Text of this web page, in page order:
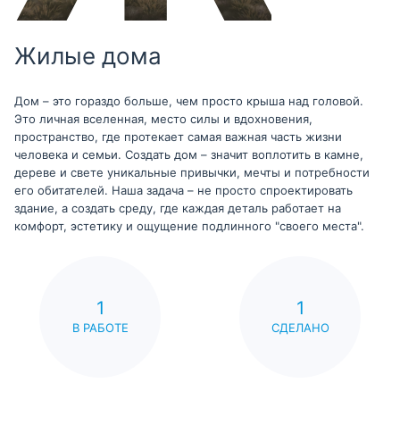
Жилые дома
Дом – это гораздо больше, чем просто крыша над головой.
Это личная вселенная, место силы и вдохновения,
пространство, где протекает самая важная часть жизни
человека и семьи. Создать дом – значит воплотить в камне,
дереве и свете уникальные привычки, мечты и потребности
его обитателей. Наша задача – не просто спроектировать
здание, а создать среду, где каждая деталь работает на
комфорт, эстетику и ощущение подлинного "своего места".
1
В РАБОТЕ
1
СДЕЛАНО